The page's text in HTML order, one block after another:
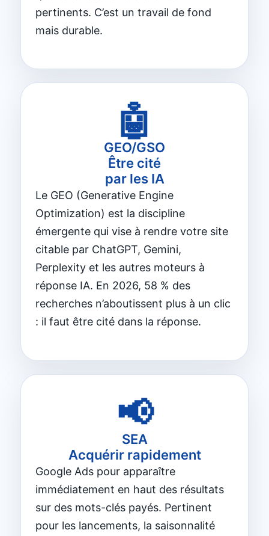
pertinents. C’est un travail de fond
mais durable.
🤖
GEO/GSO
Être cité
par les IA
Le GEO (Generative Engine
Optimization) est la discipline
émergente qui vise à rendre votre site
citable par ChatGPT, Gemini,
Perplexity et les autres moteurs à
réponse IA. En 2026, 58 % des
recherches n’aboutissent plus à un clic
: il faut être cité dans la réponse.
📢
SEA
Acquérir rapidement
Google Ads pour apparaître
immédiatement en haut des résultats
sur des mots-clés payés. Pertinent
pour les lancements, la saisonnalité